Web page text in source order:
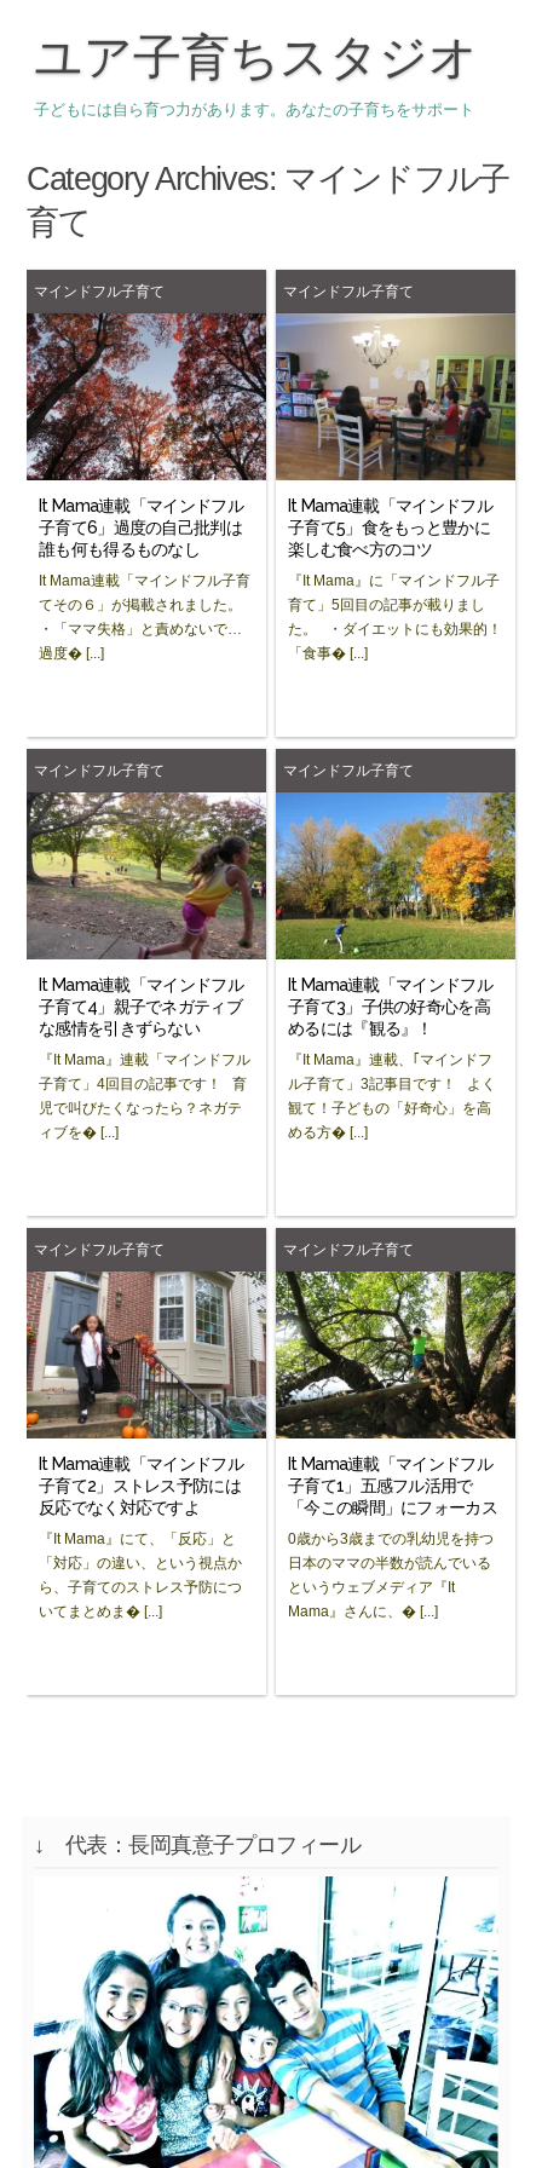
ユア子育ちスタジオ
子どもには自ら育つ力があります。あなたの子育ちをサポート
Category Archives: マインドフル子
育て
マインドフル子育て
It Mama連載「マインドフル
子育て6」過度の自己批判は
誰も何も得るものなし
It Mama連載「マインドフル子育
てその６」が掲載されました。
・「ママ失格」と責めないで…
過度� [...]
マインドフル子育て
It Mama連載「マインドフル
子育て5」食をもっと豊かに
楽しむ食べ方のコツ
『It Mama』に「マインドフル子
育て」5回目の記事が載りまし
た。 ・ダイエットにも効果的！
「食事� [...]
マインドフル子育て
It Mama連載「マインドフル
子育て4」親子でネガティブ
な感情を引きずらない
『It Mama』連載「マインドフル
子育て」4回目の記事です！ 育
児で叫びたくなったら？ネガテ
ィブを� [...]
マインドフル子育て
It Mama連載「マインドフル
子育て3」子供の好奇心を高
めるには『観る』！
『It Mama』連載、｢マインドフ
ル子育て」3記事目です！ よく
観て！子どもの「好奇心」を高
める方� [...]
マインドフル子育て
It Mama連載「マインドフル
子育て2」ストレス予防には
反応でなく対応ですよ
『It Mama』にて、「反応」と
「対応」の違い、という視点か
ら、子育てのストレス予防につ
いてまとめま� [...]
マインドフル子育て
It Mama連載「マインドフル
子育て1」五感フル活用で
「今この瞬間」にフォーカス
0歳から3歳までの乳幼児を持つ
日本のママの半数が読んでいる
というウェブメディア『It
Mama』さんに、� [...]
↓ 代表：長岡真意子プロフィール